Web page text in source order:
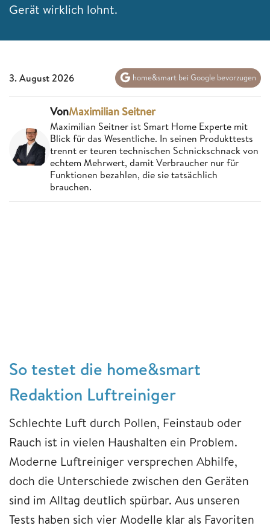
Gerät wirklich lohnt.
3. August 2026 home&smart bei Google bevorzugen
VonMaximilian Seitner
Maximilian Seitner ist Smart Home Experte mit
Blick für das Wesentliche. In seinen Produkttests
trennt er teuren technischen Schnickschnack von
echtem Mehrwert, damit Verbraucher nur für
Funktionen bezahlen, die sie tatsächlich
brauchen.
So testet die home&smart
Redaktion Luftreiniger
Schlechte Luft durch Pollen, Feinstaub oder
Rauch ist in vielen Haushalten ein Problem.
Moderne Luftreiniger versprechen Abhilfe,
doch die Unterschiede zwischen den Geräten
sind im Alltag deutlich spürbar. Aus unseren
Tests haben sich vier Modelle klar als Favoriten